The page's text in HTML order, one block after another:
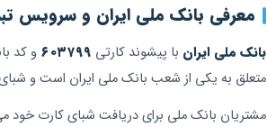
معرفی بانک ملی ایران و سرویس
بانک ملی ایران با پیشوند کارتی ۶۰۳۷۹۹ و کد
متعلق به یکی از شعب بانک ملی ایران است و
مشتریان بانک ملی برای دریافت شبای کارت خود